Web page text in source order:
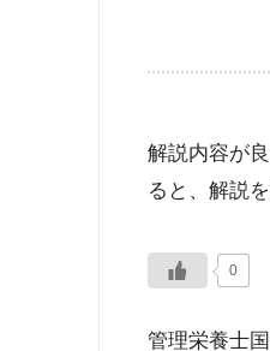
解説内容が
ると、解説
0
管理栄養士